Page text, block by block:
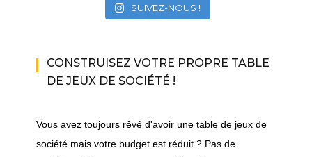
SUIVEZ-NOUS !
CONSTRUISEZ VOTRE PROPRE TABLE
DE JEUX DE SOCIÉTÉ !
Vous avez toujours rêvé d'avoir une table de jeux de
société mais votre budget est réduit ? Pas de